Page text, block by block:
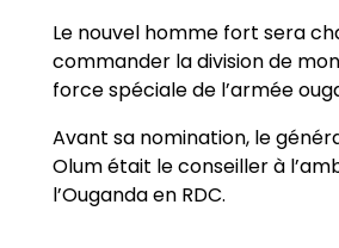
Le nouvel homme fort sera
commander la division de
force spéciale de l’armée
Avant sa nomination, le
Olum était le conseiller à
l’Ouganda en RDC.